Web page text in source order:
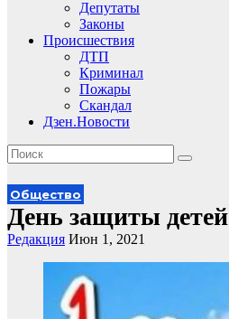
Депутаты
Законы
Происшествия
ДТП
Криминал
Пожары
Скандал
Дзен.Новости
Общество
День защиты детей
Редакция Июн 1, 2021